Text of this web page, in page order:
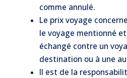
comme annulé.
Le prix voyage
le voyage mentionné
échangé contre un
destination ou à une
Il est de la